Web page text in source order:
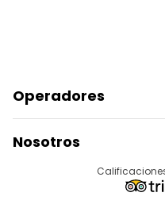
Operadores
Acceder Como Proveedor
Programa De Afiliados
Nosotros